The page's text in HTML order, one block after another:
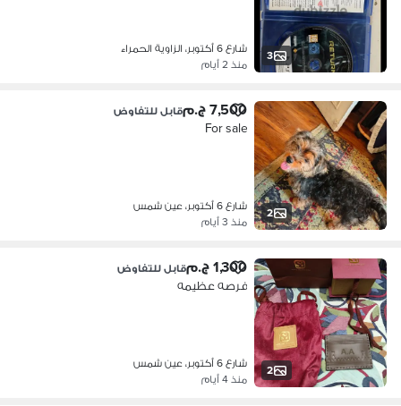
3
شارع 6 أكتوبر، الزاوية الحمراء
منذ 2 أيام
2
7,500 ج.م قابل للتفاوض
For sale
شارع 6 أكتوبر، عين شمس
منذ 3 أيام
2
1,300 ج.م قابل للتفاوض
فرصه عظيمه
شارع 6 أكتوبر، عين شمس
منذ 4 أيام